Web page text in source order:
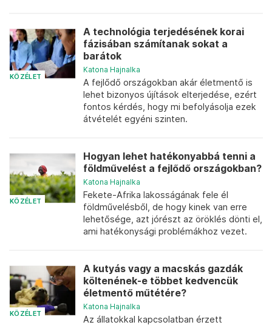
KÖZÉLET
A technológia terjedésének korai
fázisában számítanak sokat a
barátok
Katona Hajnalka
A fejlődő országokban akár életmentő is
lehet bizonyos újítások elterjedése, ezért
fontos kérdés, hogy mi befolyásolja ezek
átvételét egyéni szinten.
KÖZÉLET
Hogyan lehet hatékonyabbá tenni a
földművelést a fejlődő országokban?
Katona Hajnalka
Fekete-Afrika lakosságának fele él
földművelésből, de hogy kinek van erre
lehetősége, azt jórészt az öröklés dönti el,
ami hatékonysági problémákhoz vezet.
KÖZÉLET
A kutyás vagy a macskás gazdák
költenének-e többet kedvencük
életmentő műtétére?
Katona Hajnalka
Az állatokkal kapcsolatban érzett